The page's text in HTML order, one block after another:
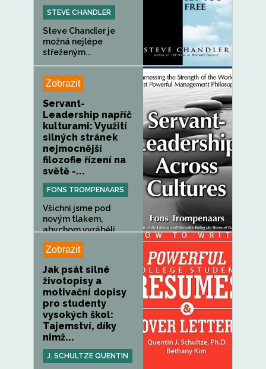
STEVE CHANDLER
Steve Chandler je
možná nejlépe
střeženým...
Zobrazit
Servant-
Leadership napříč
kulturami: Využití
silných stránek
nejmocnější
filozofie řízení na
světě -...
FONS TROMPENAARS
Všichni jsme pod
novým tlakem,
abychom vyráběli...
Zobrazit
Jak psát silné
životopisy a
motivační dopisy
pro studenty
vysokých škol:
Tajemství, díky
nimž...
J. SCHULTZE QUENTIN